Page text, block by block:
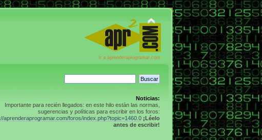
Ir a aprenderaprogramar.com
Noticias:
Importante para recién llegados: en este hilo están las normas,
sugerencias y políticas para escribir en los foros:
aprenderaprogramar.com/foros/index.php?topic=1460.0 ¡Léelo
antes de escribir!